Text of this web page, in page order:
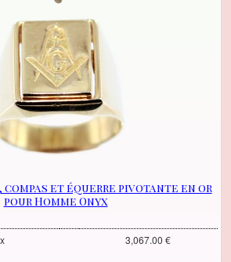
compas et équerre pivotante en or
pour Homme Onyx
3,067.00 €